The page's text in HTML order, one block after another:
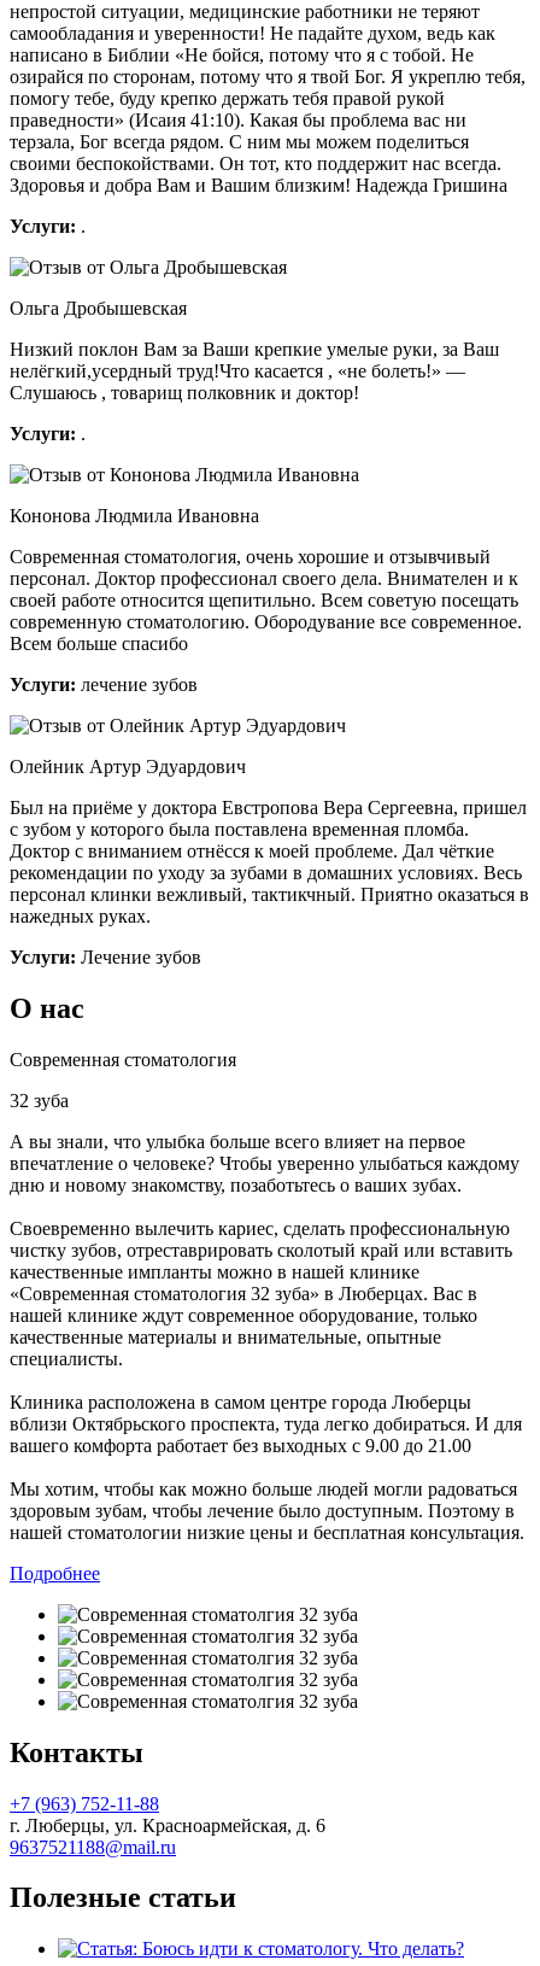
непростой ситуации, медицинские работники не теряют
самообладания и уверенности! Не падайте духом, ведь как
написано в Библии «Не бойся, потому что я с тобой. Не
озирайся по сторонам, потому что я твой Бог. Я укреплю тебя,
помогу тебе, буду крепко держать тебя правой рукой
праведности» (Исаия 41:10). Какая бы проблема вас ни
терзала, Бог всегда рядом. С ним мы можем поделиться
своими беспокойствами. Он тот, кто поддержит нас всегда.
Здоровья и добра Вам и Вашим близким! Надежда Гришина
Услуги: .
Ольга Дробышевская
Низкий поклон Вам за Ваши крепкие умелые руки, за Ваш
нелёгкий,усердный труд!Что касается , «не болеть!» —
Слушаюсь , товарищ полковник и доктор!
Услуги: .
Кононова Людмила Ивановна
Современная стоматология, очень хорошие и отзывчивый
персонал. Доктор профессионал своего дела. Внимателен и к
своей работе относится щепитильно. Всем советую посещать
современную стоматологию. Обородувание все современное.
Всем больше спасибо
Услуги: лечение зубов
Олейник Артур Эдуардович
Был на приёме у доктора Евстропова Вера Сергеевна, пришел
с зубом у которого была поставлена временная пломба.
Доктор с вниманием отнёсся к моей проблеме. Дал чёткие
рекомендации по уходу за зубами в домашних условиях. Весь
персонал клинки вежливый, тактикчный. Приятно оказаться в
нажедных руках.
Услуги: Лечение зубов
О нас
Современная стоматология
32 зуба
А вы знали, что улыбка больше всего влияет на первое
впечатление о человеке? Чтобы уверенно улыбаться каждому
дню и новому знакомству, позаботьтесь о ваших зубах.
Своевременно вылечить кариес, сделать профессиональную
чистку зубов, отреставрировать сколотый край или вставить
качественные импланты можно в нашей клинике
«Современная стоматология 32 зуба» в Люберцах. Вас в
нашей клинике ждут современное оборудование, только
качественные материалы и внимательные, опытные
специалисты.
Клиника расположена в самом центре города Люберцы
вблизи Октябрьского проспекта, туда легко добираться. И для
вашего комфорта работает без выходных с 9.00 до 21.00
Мы хотим, чтобы как можно больше людей могли радоваться
здоровым зубам, чтобы лечение было доступным. Поэтому в
нашей стоматологии низкие цены и бесплатная консультация.
Подробнее
Контакты
+7 (963) 752-11-88
г. Люберцы, ул. Красноармейская, д. 6
9637521188@mail.ru
Полезные статьи